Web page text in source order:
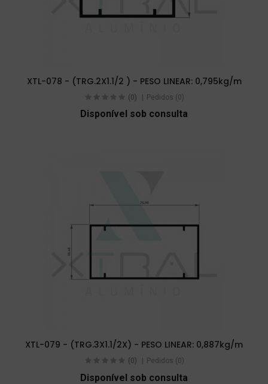
XTL-078 - (TRG.2X1.1/2 ) - PESO LINEAR: 0,795kg/m
(0) Pedidos (0)
Disponível sob consulta
XTL-079 - (TRG.3X1.1/2X) - PESO LINEAR: 0,887kg/m
(0) Pedidos (0)
Disponível sob consulta